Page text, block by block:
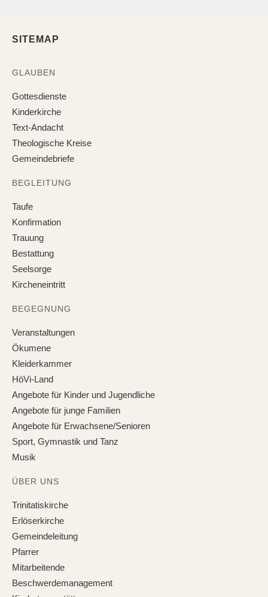
SITEMAP
GLAUBEN
Gottesdienste
Kinderkirche
Text-Andacht
Theologische Kreise
Gemeindebriefe
BEGLEITUNG
Taufe
Konfirmation
Trauung
Bestattung
Seelsorge
Kircheneintritt
BEGEGNUNG
Veranstaltungen
Ökumene
Kleiderkammer
HöVi-Land
Angebote für Kinder und Jugendliche
Angebote für junge Familien
Angebote für Erwachsene/Senioren
Sport, Gymnastik und Tanz
Musik
ÜBER UNS
Trinitatiskirche
Erlöserkirche
Gemeindeleitung
Pfarrer
Mitarbeitende
Beschwerdemanagement